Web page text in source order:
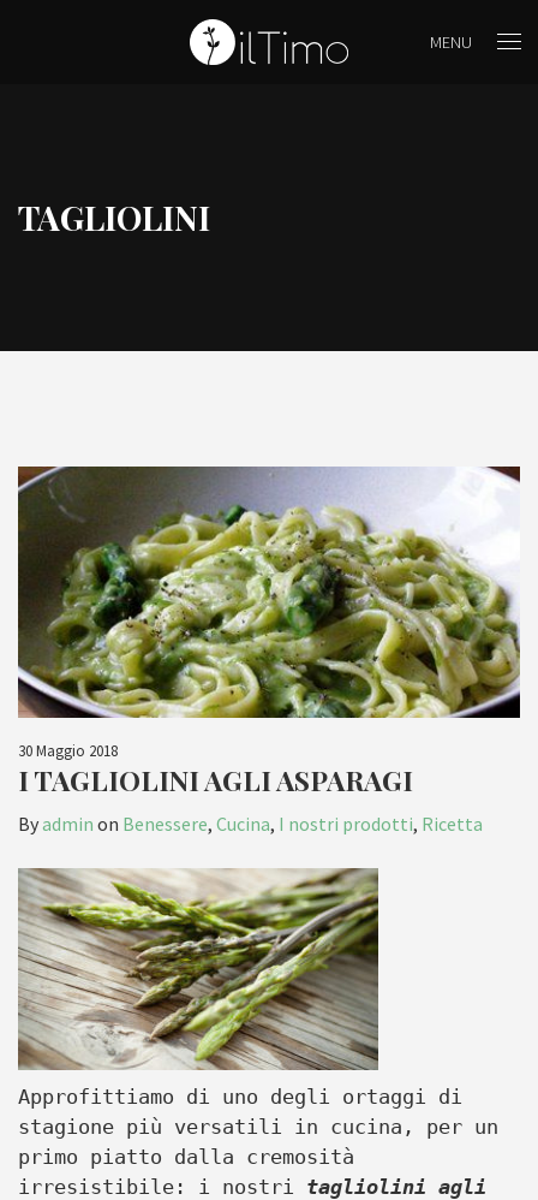
MENU
TAGLIOLINI
30 Maggio 2018
I TAGLIOLINI AGLI ASPARAGI
Byadmin on Benessere, Cucina, I nostri prodotti, Ricetta
Approfittiamo di uno degli ortaggi di
stagione più versatili in cucina, per un
primo piatto dalla cremosità
irresistibile: i nostri tagliolini agli